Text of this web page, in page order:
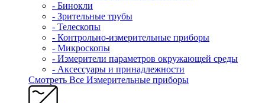
- Бинокли
- Зрительные трубы
- Телескопы
- Контрольно-измерительные приборы
- Микроскопы
- Измерители параметров окружающей среды
- Аксессуары и принадлежности
Смотреть Все Измерительные приборы